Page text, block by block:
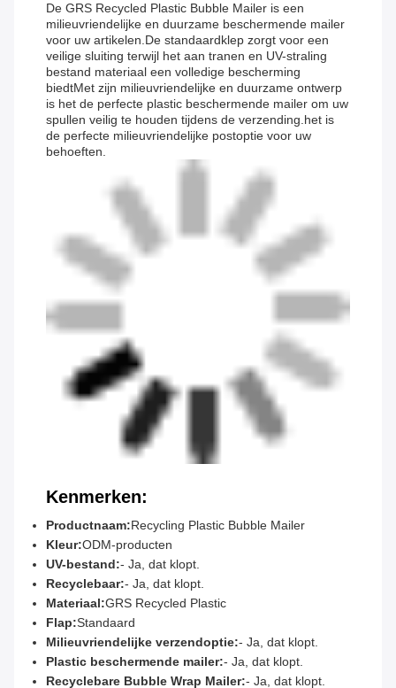
De GRS Recycled Plastic Bubble Mailer is een
milieuvriendelijke en duurzame beschermende mailer
voor uw artikelen.De standaardklep zorgt voor een
veilige sluiting terwijl het aan tranen en UV-straling
bestand materiaal een volledige bescherming
biedtMet zijn milieuvriendelijke en duurzame ontwerp
is het de perfecte plastic beschermende mailer om uw
spullen veilig te houden tijdens de verzending.het is
de perfecte milieuvriendelijke postoptie voor uw
behoeften.
Kenmerken:
Productnaam:Recycling Plastic Bubble Mailer
Kleur:ODM-producten
UV-bestand:- Ja, dat klopt.
Recyclebaar:- Ja, dat klopt.
Materiaal:GRS Recycled Plastic
Flap:Standaard
Milieuvriendelijke verzendoptie:- Ja, dat klopt.
Plastic beschermende mailer:- Ja, dat klopt.
Recyclebare Bubble Wrap Mailer:- Ja, dat klopt.